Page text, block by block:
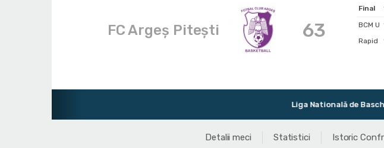
FC Argeș Pitești 63
Final
BCM U
Rapid
Liga Natională de Baschet Masculin
Detalii meci Statistici Istoric